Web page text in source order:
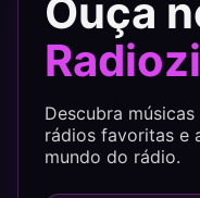
Ouça
Descubra
rádios favoritas e
mundo do rádio.